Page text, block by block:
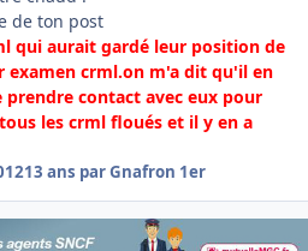
de ton post
qui aurait gardé leur position de
examen crml.on m'a dit qu'il en
contact avec eux pour
les crml floués et il y en a
13 ans par Gnafron 1er